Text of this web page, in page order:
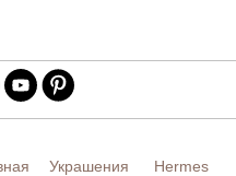
Украшения Hermes